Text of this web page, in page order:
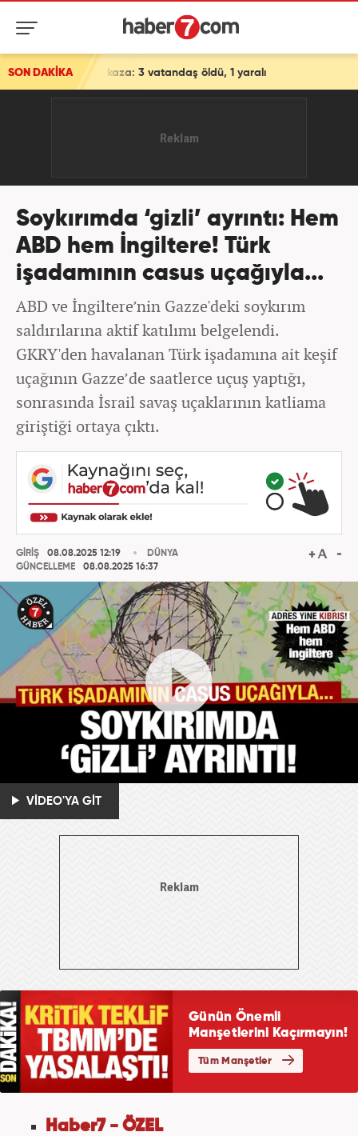
SON DAKİKA
vatandaş öldü, 1 yaralı
Soykırımda ‘gizli’ ayrıntı: Hem
ABD hem İngiltere! Türk
işadamının casus uçağıyla...
ABD ve İngiltere’nin Gazze'deki soykırım
saldırılarına aktif katılımı belgelendi.
GKRY'den havalanan Türk işadamına ait keşif
uçağının Gazze’de saatlerce uçuş yaptığı,
sonrasında İsrail savaş uçaklarının katliama
giriştiği ortaya çıktı.
GİRİŞ
08.08.2025 12:19
GÜNCELLEME
08.08.2025 16:37
DÜNYA
VİDEO'YA GİT
Haber7 - ÖZEL